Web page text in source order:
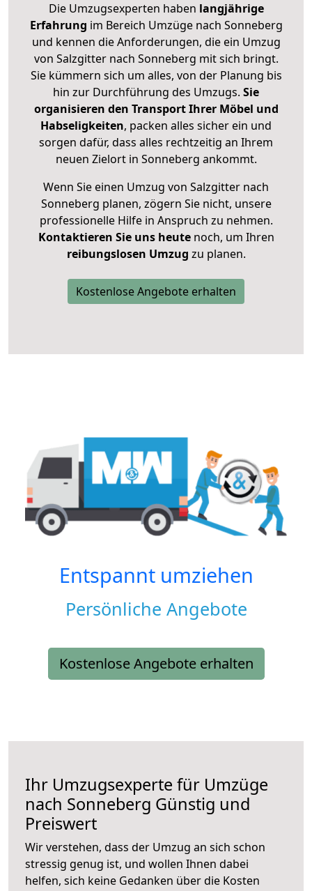
Die Umzugsexperten haben langjährige
Erfahrung im Bereich Umzüge nach Sonneberg
und kennen die Anforderungen, die ein Umzug
von Salzgitter nach Sonneberg mit sich bringt.
Sie kümmern sich um alles, von der Planung bis
hin zur Durchführung des Umzugs. Sie
organisieren den Transport Ihrer Möbel und
Habseligkeiten, packen alles sicher ein und
sorgen dafür, dass alles rechtzeitig an Ihrem
neuen Zielort in Sonneberg ankommt.
Wenn Sie einen Umzug von Salzgitter nach
Sonneberg planen, zögern Sie nicht, unsere
professionelle Hilfe in Anspruch zu nehmen.
Kontaktieren Sie uns heutenoch, um Ihren
reibungslosen Umzug zu planen.
Kostenlose Angebote erhalten
Entspannt umziehen
Persönliche Angebote
Kostenlose Angebote erhalten
Ihr Umzugsexperte für Umzüge
nach Sonneberg Günstig und
Preiswert
Wir verstehen, dass der Umzug an sich schon
stressig genug ist, und wollen Ihnen dabei
helfen, sich keine Gedanken über die Kosten